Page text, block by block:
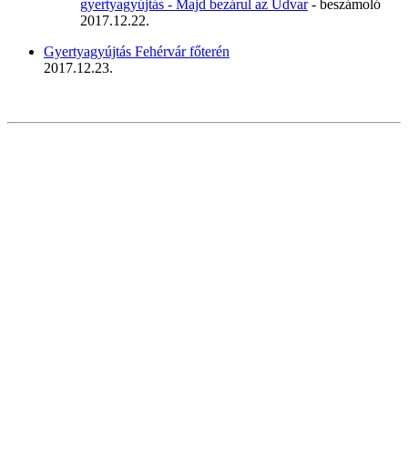
gyertyagyújtás - Majd bezárul az Udvar- beszámoló
2017.12.22.
Gyertyagyújtás Fehérvár főterén
2017.12.23.